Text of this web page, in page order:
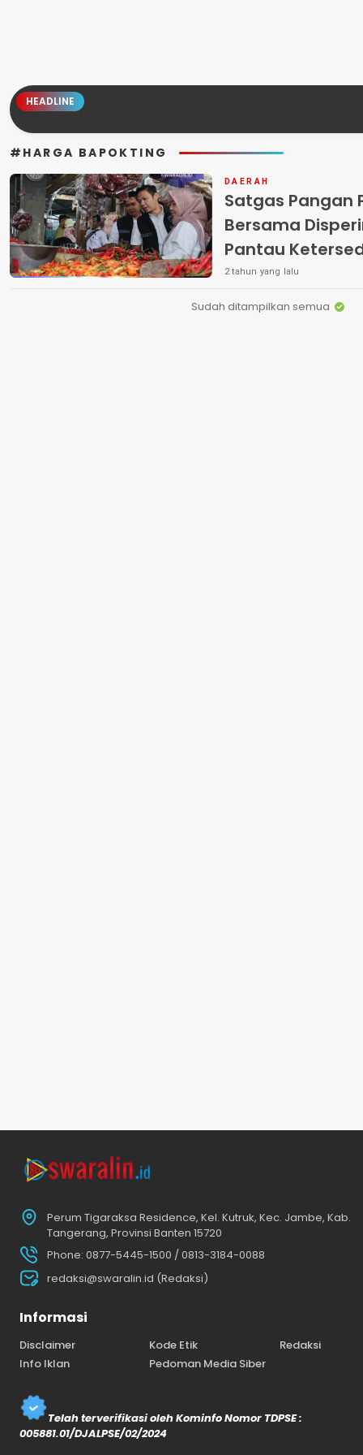
HEADLINE
#HARGA BAPOKTING
DAERAH
Satgas Pangan
Bersama
Pantau
Bapokting
2 tahun yang lalu
Sudah ditampilkan semua
Perum Tigaraksa Residence, Kel. Kutruk, Kec. Jambe, Kab.
Tangerang, Provinsi Banten 15720
Phone: 0877-5445-1500 / 0813-3184-0088
redaksi@swaralin.id (Redaksi)
Informasi
Disclaimer Kode Etik
Redaksi
Info Iklan
Pedoman Media Siber
Telah terverifikasi oleh Kominfo Nomor TDPSE :
005881.01/DJALPSE/02/2024